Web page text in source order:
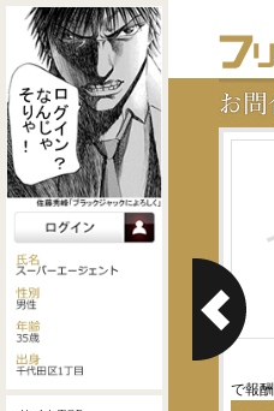
屋根の調査・修理が保険で出
で報酬